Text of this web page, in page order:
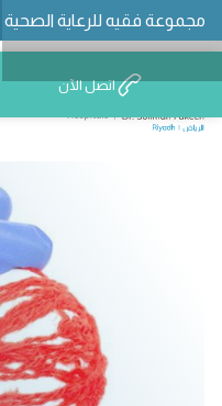
مجموعة فقيه للرعاية الصحية
اتصل الآن